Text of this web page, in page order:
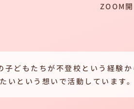
ZOOM
子どもたちが不登校という経験
いという想いで活動しています。